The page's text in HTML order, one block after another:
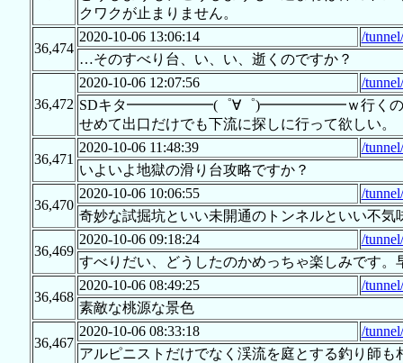
クワクが止まりません。
36,474
2020-10-06 13:06:14
/
…そのすべり台、い、い、逝くのですか？
36,472
2020-10-06 12:07:56
/
SDキタ━━━━━━(゜∀゜)━━━━━━ｗ行くのか？
せめて出口だけでも下流に探しに行って欲しい。
36,471
2020-10-06 11:48:39
/
いよいよ地獄の滑り台攻略ですか？
36,470
2020-10-06 10:06:55
/
奇妙な試掘坑といい未開通のトンネルといい不
36,469
2020-10-06 09:18:24
/
すべりだい、どうしたのかめっちゃ楽しみです。
36,468
2020-10-06 08:49:25
/
素敵な桃源な景色
36,467
2020-10-06 08:33:18
/
アルピニストだけでなく渓流を庭とする釣り師も